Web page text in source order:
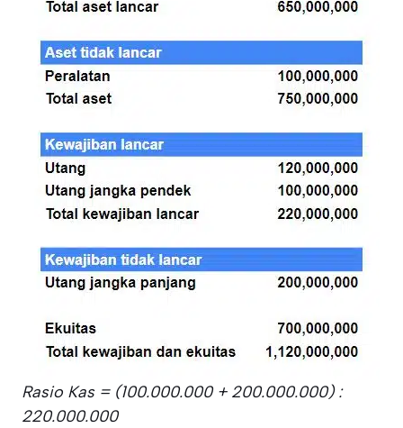
Rasio Kas = (100.000.000 + 200.000.000) :
220.000.000